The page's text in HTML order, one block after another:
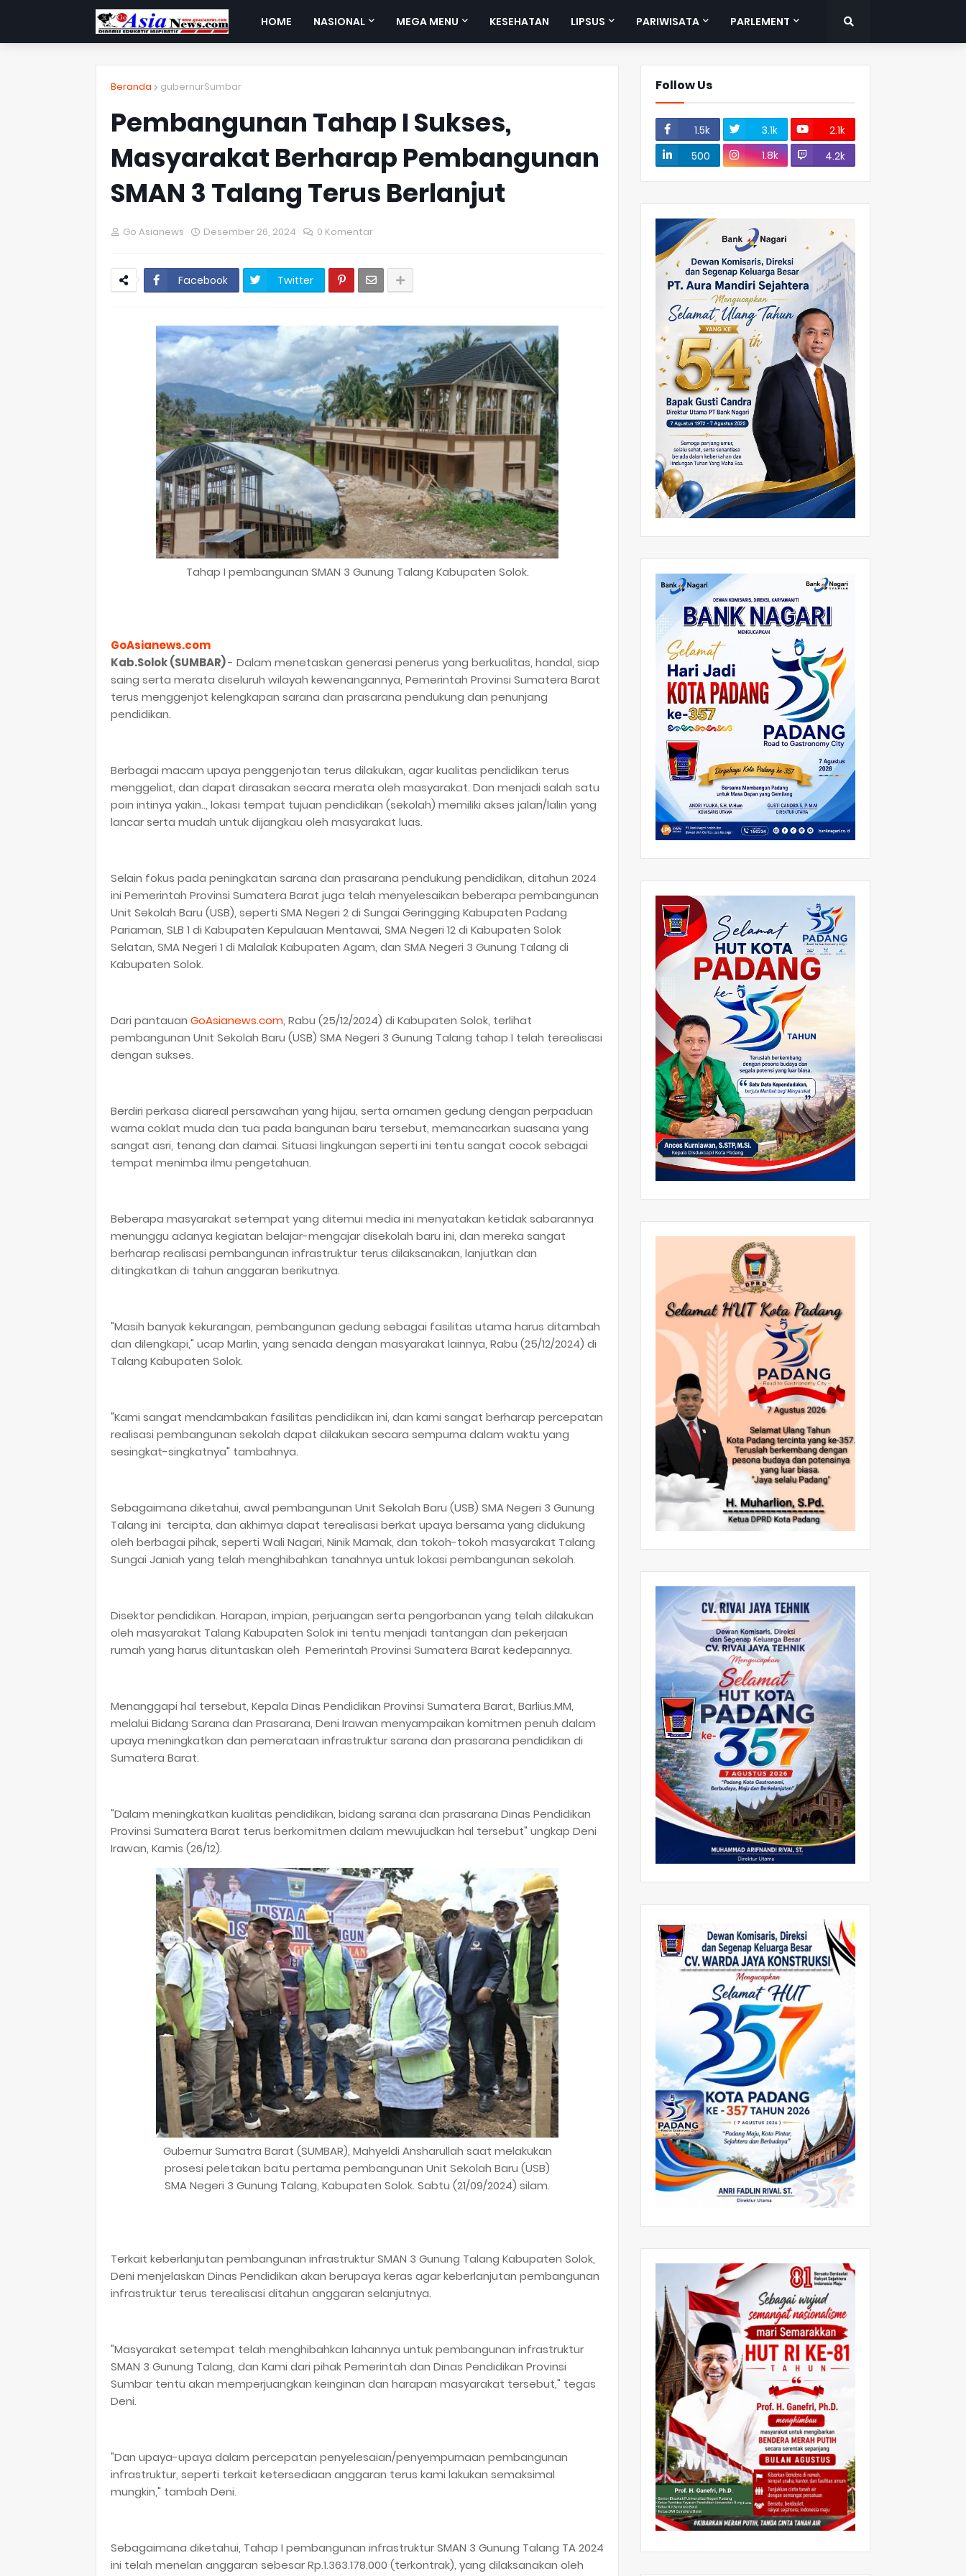
HOME NASIONAL MEGA MENU KESEHATAN LIPSUS PARIWISATA PARLEMENT
Beranda gubernurSumbar
Pembangunan Tahap I Sukses,
Masyarakat Berharap Pembangunan
SMAN 3 Talang Terus Berlanjut
Go Asianews Desember 26, 2024 0 Komentar
Facebook Twitter
Tahap I pembangunan SMAN 3 Gunung Talang Kabupaten Solok.
GoAsianews.com
Kab.Solok (SUMBAR)- Dalam menetaskan generasi penerus yang berkualitas, handal, siap
saing serta merata diseluruh wilayah kewenangannya, Pemerintah Provinsi Sumatera Barat
terus menggenjot kelengkapan sarana dan prasarana pendukung dan penunjang
pendidikan.
Berbagai macam upaya penggenjotan terus dilakukan, agar kualitas pendidikan terus
menggeliat, dan dapat dirasakan secara merata oleh masyarakat. Dan menjadi salah satu
poin intinya yakin.., lokasi tempat tujuan pendidikan (sekolah) memiliki akses jalan/lalin yang
lancar serta mudah untuk dijangkau oleh masyarakat luas.
Selain fokus pada peningkatan sarana dan prasarana pendukung pendidikan, ditahun 2024
ini Pemerintah Provinsi Sumatera Barat juga telah menyelesaikan beberapa pembangunan
Unit Sekolah Baru (USB), seperti SMA Negeri 2 di Sungai Geringging Kabupaten Padang
Pariaman, SLB 1 di Kabupaten Kepulauan Mentawai, SMA Negeri 12 di Kabupaten Solok
Selatan, SMA Negeri 1 di Malalak Kabupaten Agam, dan SMA Negeri 3 Gunung Talang di
Kabupaten Solok.
Dari pantauan GoAsianews.com, Rabu (25/12/2024) di Kabupaten Solok, terlihat
pembangunan Unit Sekolah Baru (USB) SMA Negeri 3 Gunung Talang tahap I telah terealisasi
dengan sukses.
Berdiri perkasa diareal persawahan yang hijau, serta ornamen gedung dengan perpaduan
warna coklat muda dan tua pada bangunan baru tersebut, memancarkan suasana yang
sangat asri, tenang dan damai. Situasi lingkungan seperti ini tentu sangat cocok sebagai
tempat menimba ilmu pengetahuan.
Beberapa masyarakat setempat yang ditemui media ini menyatakan ketidak sabarannya
menunggu adanya kegiatan belajar-mengajar disekolah baru ini, dan mereka sangat
berharap realisasi pembangunan infrastruktur terus dilaksanakan, lanjutkan dan
ditingkatkan di tahun anggaran berikutnya.
"Masih banyak kekurangan, pembangunan gedung sebagai fasilitas utama harus ditambah
dan dilengkapi," ucap Marlin, yang senada dengan masyarakat lainnya, Rabu (25/12/2024) di
Talang Kabupaten Solok.
"Kami sangat mendambakan fasilitas pendidikan ini, dan kami sangat berharap percepatan
realisasi pembangunan sekolah dapat dilakukan secara sempurna dalam waktu yang
sesingkat-singkatnya" tambahnya.
Sebagaimana diketahui, awal pembangunan Unit Sekolah Baru (USB) SMA Negeri 3 Gunung
Talang ini tercipta, dan akhirnya dapat terealisasi berkat upaya bersama yang didukung
oleh berbagai pihak, seperti Wali Nagari, Ninik Mamak, dan tokoh-tokoh masyarakat Talang
Sungai Janiah yang telah menghibahkan tanahnya untuk lokasi pembangunan sekolah.
Disektor pendidikan. Harapan, impian, perjuangan serta pengorbanan yang telah dilakukan
oleh masyarakat Talang Kabupaten Solok ini tentu menjadi tantangan dan pekerjaan
rumah yang harus dituntaskan oleh Pemerintah Provinsi Sumatera Barat kedepannya.
Menanggapi hal tersebut, Kepala Dinas Pendidikan Provinsi Sumatera Barat, Barlius.MM,
melalui Bidang Sarana dan Prasarana, Deni Irawan menyampaikan komitmen penuh dalam
upaya meningkatkan dan pemerataan infrastruktur sarana dan prasarana pendidikan di
Sumatera Barat.
"Dalam meningkatkan kualitas pendidikan, bidang sarana dan prasarana Dinas Pendidikan
Provinsi Sumatera Barat terus berkomitmen dalam mewujudkan hal tersebut" ungkap Deni
Irawan, Kamis (26/12).
Gubernur Sumatra Barat (SUMBAR), Mahyeldi Ansharullah saat melakukan
prosesi peletakan batu pertama pembangunan Unit Sekolah Baru (USB)
SMA Negeri 3 Gunung Talang, Kabupaten Solok. Sabtu (21/09/2024) silam.
Terkait keberlanjutan pembangunan infrastruktur SMAN 3 Gunung Talang Kabupaten Solok,
Deni menjelaskan Dinas Pendidikan akan berupaya keras agar keberlanjutan pembangunan
infrastruktur terus terealisasi ditahun anggaran selanjutnya.
"Masyarakat setempat telah menghibahkan lahannya untuk pembangunan infrastruktur
SMAN 3 Gunung Talang, dan Kami dari pihak Pemerintah dan Dinas Pendidikan Provinsi
Sumbar tentu akan memperjuangkan keinginan dan harapan masyarakat tersebut," tegas
Deni.
"Dan upaya-upaya dalam percepatan penyelesaian/penyempurnaan pembangunan
infrastruktur, seperti terkait ketersediaan anggaran terus kami lakukan semaksimal
mungkin," tambah Deni.
Sebagaimana diketahui, Tahap I pembangunan infrastruktur SMAN 3 Gunung Talang TA 2024
ini telah menelan anggaran sebesar Rp.1.363.178.000 (terkontrak), yang dilaksanakan oleh
Follow Us
1.5k 3.1k
2.1k
500
1.8k 4.2k